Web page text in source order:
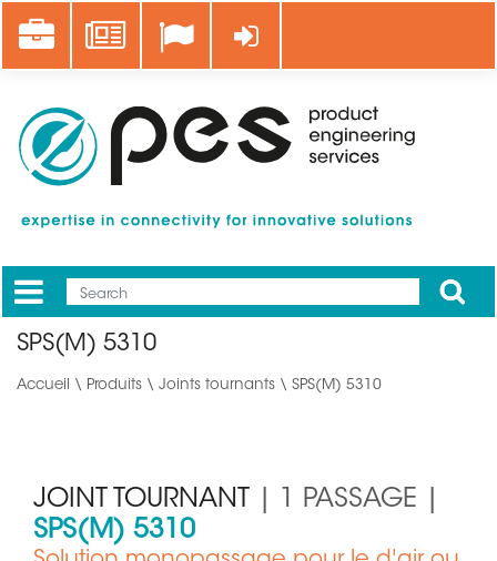
au
contenu
Career News Se connecter
Mobile
Main
Apply
SPS(M) 5310
Accueil \ Produits \ Joints tournants \ SPS(M) 5310
JOINT TOURNANT
| 1 PASSAGE |
SPS(M) 5310